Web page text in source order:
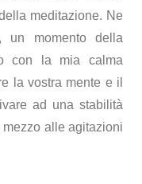
meditazione. Ne
un momento della
con la mia calma
la vostra mente e il
ad una stabilità
mezzo alle agitazioni